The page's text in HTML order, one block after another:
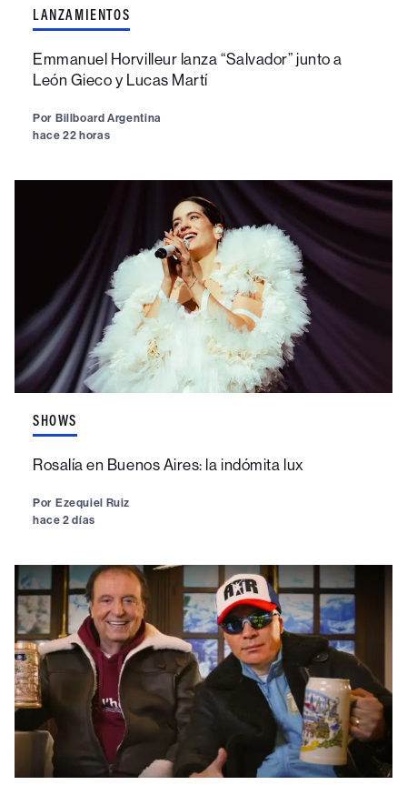
LANZAMIENTOS
Emmanuel Horvilleur lanza “Salvador” junto a
León Gieco y Lucas Martí
Por Billboard Argentina
hace 22 horas
SHOWS
Rosalía en Buenos Aires: la indómita lux
Por Ezequiel Ruiz
hace 2 días